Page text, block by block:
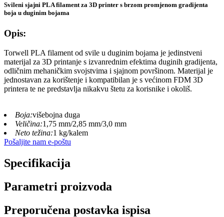
Svileni sjajni PLA filament za 3D printer s brzom promjenom gradijenta
boja u duginim bojama
Opis:
Torwell PLA filament od svile u duginim bojama je jedinstveni
materijal za 3D printanje s izvanrednim efektima duginih gradijenta,
odličnim mehaničkim svojstvima i sjajnom površinom. Materijal je
jednostavan za korištenje i kompatibilan je s većinom FDM 3D
printera te ne predstavlja nikakvu štetu za korisnike i okoliš.
Boja:višebojna duga
Veličina:1,75 mm/2,85 mm/3,0 mm
Neto težina:1 kg/kalem
Pošaljite nam e-poštu
Specifikacija
Parametri proizvoda
Preporučena postavka ispisa